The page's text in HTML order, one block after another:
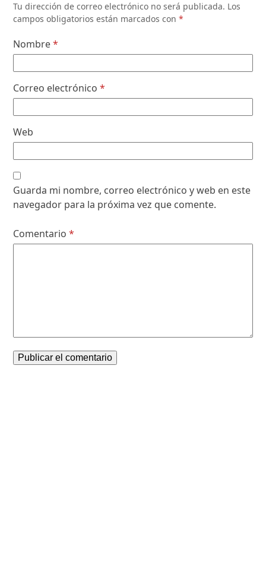
Tu dirección de correo electrónico no será publicada. Los
campos obligatorios están marcados con*
Nombre*
Correo electrónico*
Web
Guarda mi nombre, correo electrónico y web en este
navegador para la próxima vez que comente.
Comentario*